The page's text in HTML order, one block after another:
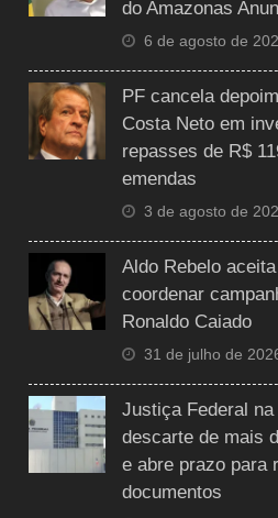
do Amazonas
6 de agosto de
PF cancela
Costa Neto em
repasses de R$
emendas
3 de agosto de
Aldo Rebelo
coordenar
Ronaldo Caiado
31 de julho de
Justiça Federal
descarte de mais
e abre prazo para
documentos